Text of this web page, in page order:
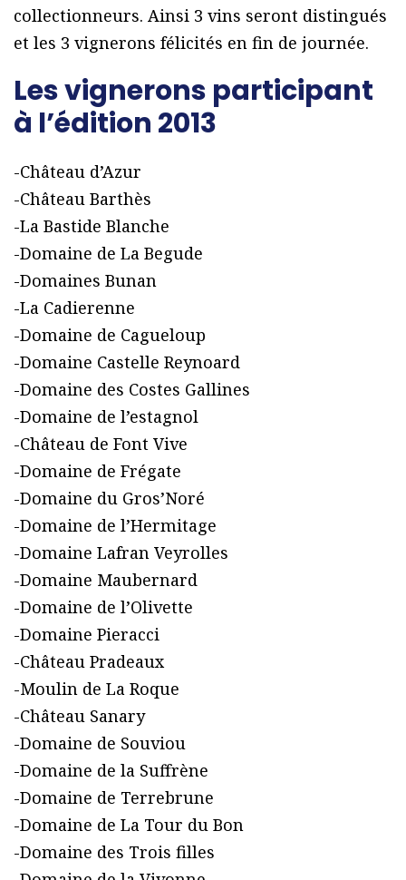
collectionneurs. Ainsi 3 vins seront distingués
et les 3 vignerons félicités en fin de journée.
Les vignerons participant
à l’édition 2013
-Château d’Azur
-Château Barthès
-La Bastide Blanche
-Domaine de La Begude
-Domaines Bunan
-La Cadierenne
-Domaine de Cagueloup
-Domaine Castelle Reynoard
-Domaine des Costes Gallines
-Domaine de l’estagnol
-Château de Font Vive
-Domaine de Frégate
-Domaine du Gros’Noré
-Domaine de l’Hermitage
-Domaine Lafran Veyrolles
-Domaine Maubernard
-Domaine de l’Olivette
-Domaine Pieracci
-Château Pradeaux
-Moulin de La Roque
-Château Sanary
-Domaine de Souviou
-Domaine de la Suffrène
-Domaine de Terrebrune
-Domaine de La Tour du Bon
-Domaine des Trois filles